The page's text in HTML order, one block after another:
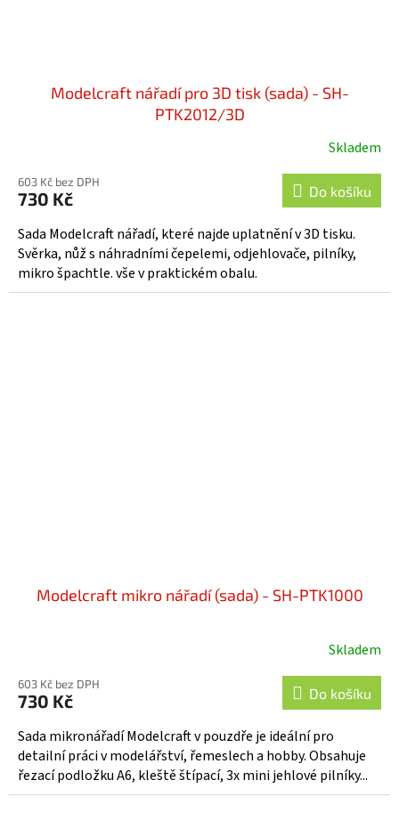
Modelcraft nářadí pro 3D tisk (sada) - SH-
PTK2012/3D
Skladem
603 Kč bez DPH
730 Kč Do košíku
Sada Modelcraft nářadí, které najde uplatnění v 3D tisku.
Svěrka, nůž s náhradními čepelemi, odjehlovače, pilníky,
mikro špachtle. vše v praktickém obalu.
Modelcraft mikro nářadí (sada) - SH-PTK1000
Skladem
603 Kč bez DPH
730 Kč Do košíku
Sada mikronářadí Modelcraft v pouzdře je ideální pro
detailní práci v modelářství, řemeslech a hobby. Obsahuje
řezací podložku A6, kleště štípací, 3x mini jehlové pilníky...